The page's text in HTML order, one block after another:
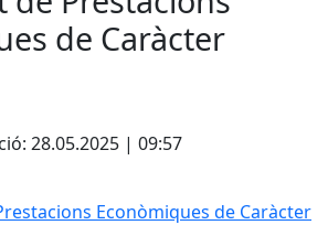
de Caràcter
28.05.2025 | 09:57
Econòmiques de Caràcter